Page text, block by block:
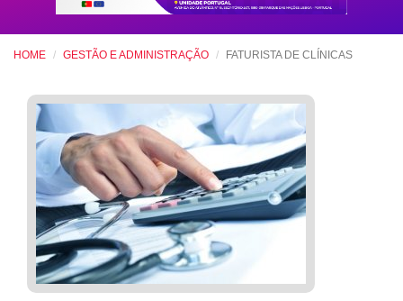
HOME GESTÃO E ADMINISTRAÇÃO FATURISTA DE CLÍNICAS